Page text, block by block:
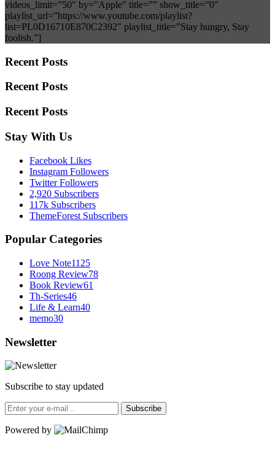
videos_limit=”50″ by=”Apple” title=”” show_title=”0″
playlist_url=”https://www.youtube.com/playlist?
list=PL0D16710E870C2392″ playlist_title=”Stay hungry, Stay
foolish.”]
Recent Posts
Recent Posts
Recent Posts
Stay With Us
Facebook Likes
Instagram Followers
Twitter Followers
2,920 Subscribers
117k Subscribers
ThemeForest Subscribers
Popular Categories
Love Note1125
Roong Review78
Book Review61
Th-Series46
Life & Learn40
memo30
Newsletter
Subscribe to stay updated
Subscribe
Powered by